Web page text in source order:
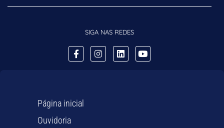
SIGA NAS REDES
Página inicial
Ouvidoria